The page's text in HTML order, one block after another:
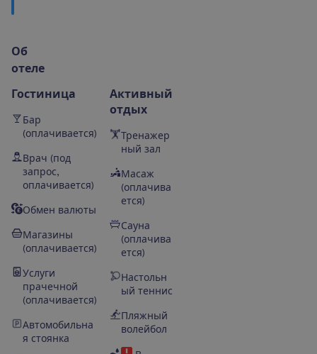
Об
отеле
Гостиница
Бар
(оплачивается)
Врач (под
запрос,
оплачивается)
Обмен валюты
Магазины
(оплачивается)
Услуги
прачечной
(оплачивается)
Автомобильна
я стоянка
Активный
отдых
Тренажер
ный зал
Масаж
(оплачива
ется)
Сауна
(оплачива
ется)
Настольн
ый теннис
Пляжный
волейбол